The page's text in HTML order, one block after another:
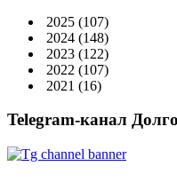
2025 (107)
2024 (148)
2023 (122)
2022 (107)
2021 (16)
Telegram-канал